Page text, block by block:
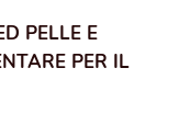
PELLE E
PER IL